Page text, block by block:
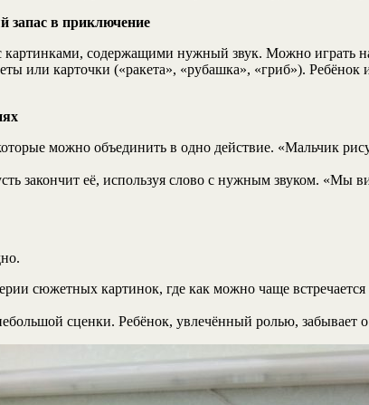
запас в приключение
картинками, содержащими нужный звук. Можно играть
или карточки («ракета», «рубашка», «гриб»).
можно объединить в одно действие. «Мальчик
закончит её, используя слово с нужным звуком.
сюжетных картинок, где как можно чаще
сценки. Ребёнок, увлечённый ролью, забывает о